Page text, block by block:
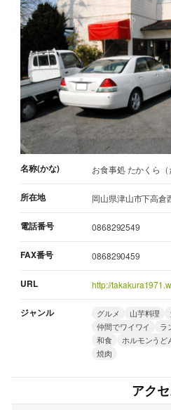
名称(かな) お食事処 たかくら（
所在地 岡山県津山市下高倉
電話番号 0868292549
FAX番号 0868290459
URL http://
ジャンル グルメ 山芋料理
仲間でワイワイ
ラ
和食
ホルモンうど
焼肉
アク